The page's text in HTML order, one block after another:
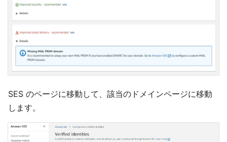
SES のページに移動して、該当のドメインページに移動
します。